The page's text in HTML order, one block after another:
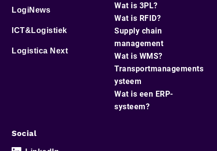
LogiNews
ICT&Logistiek
Logistica Next
Wat is 3PL?
Wat is RFID?
Supply chain
management
Wat is WMS?
Transportmanagements
ysteem
Wat is een ERP-
systeem?
Social